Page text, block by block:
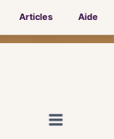
Articles Aide